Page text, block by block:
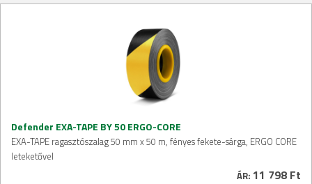
Defender EXA-TAPE BY 50 ERGO-CORE
EXA-TAPE ragasztószalag 50 mm x 50 m, fényes fekete-sárga, ERGO CORE
leteketővel
ÁR: 11 798 Ft